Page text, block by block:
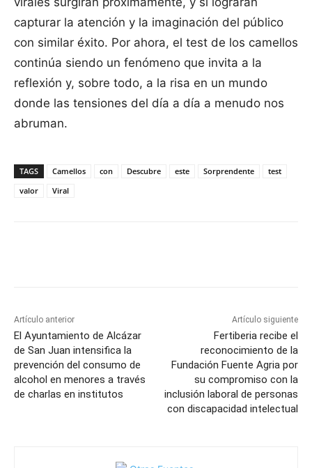
capturar la atención y la imaginación del público
con similar éxito. Por ahora, el test de los camellos
continúa siendo un fenómeno que invita a la
reflexión y, sobre todo, a la risa en un mundo
donde las tensiones del día a día a menudo nos
abruman.
TAGS Camellos con Descubre este Sorprendente
test
valor
Viral
Artículo anterior
El Ayuntamiento de Alcázar
de San Juan intensifica la
prevención del consumo de
alcohol en menores a través
de charlas en institutos
Artículo siguiente
Fertiberia recibe el
reconocimiento de la
Fundación Fuente Agria por
su compromiso con la
inclusión laboral de personas
con discapacidad intelectual